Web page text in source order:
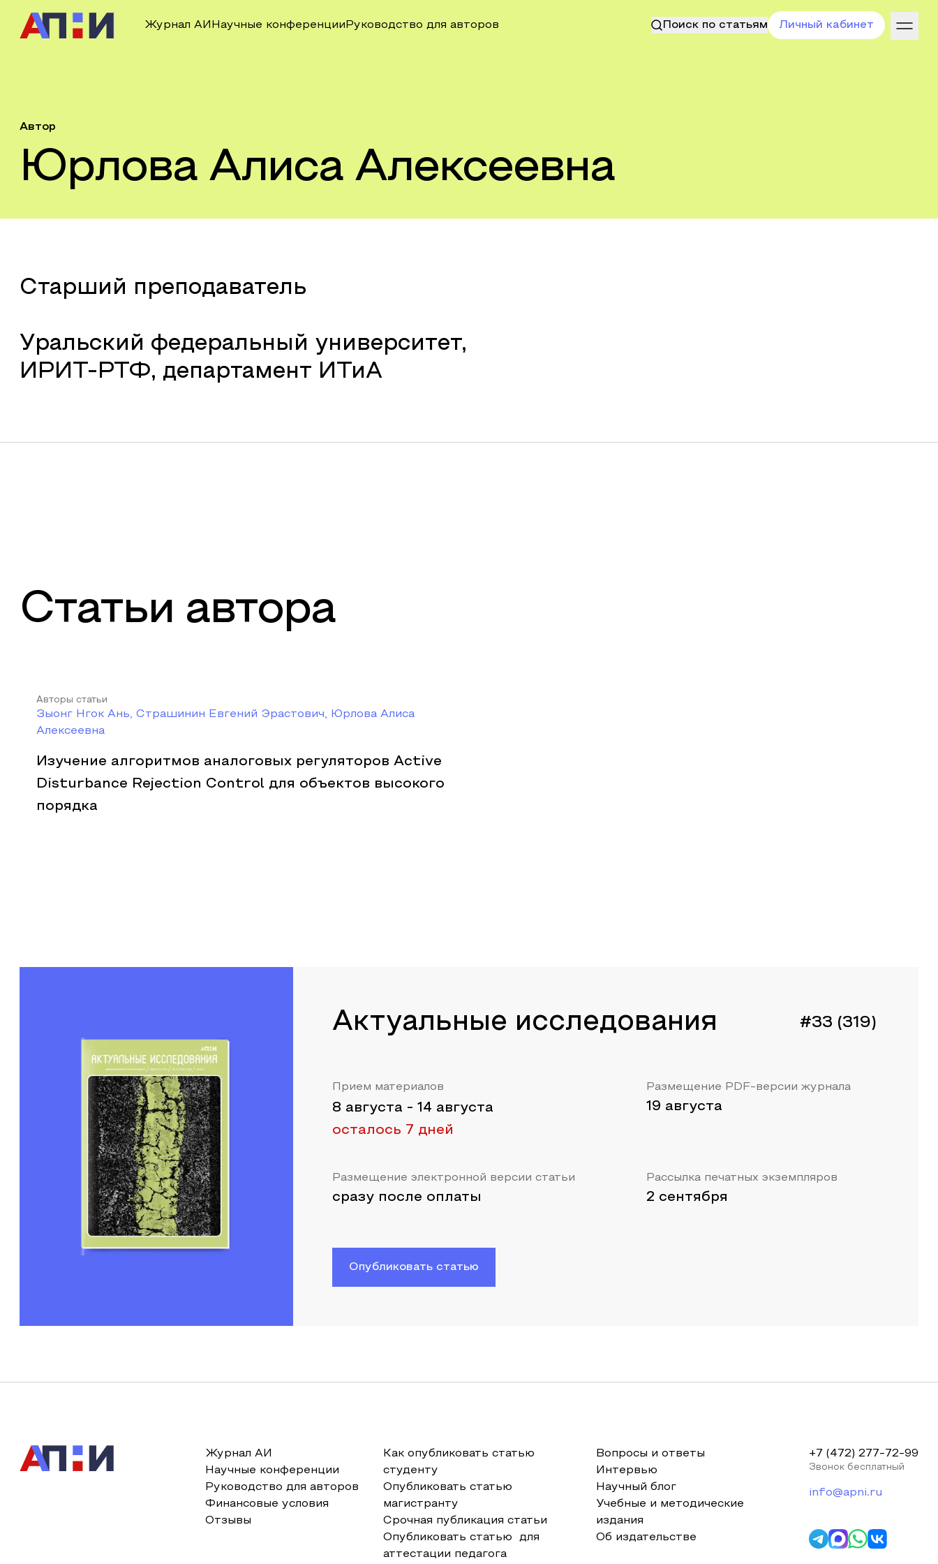
Журнал АИ Научные конференции Руководство для авторов Поиск по статьям Личный кабинет
Автор
Юрлова Алиса Алексеевна
Старший преподаватель
Уральский федеральный университет,
ИРИТ-РТФ, департамент ИТиА
Статьи автора
Авторы статьи
Зыонг Нгок Ань, Страшинин Евгений Эрастович, Юрлова Алиса
Алексеевна
Изучение алгоритмов аналоговых регуляторов Active
Disturbance Rejection Control для объектов высокого
порядка
Актуальные исследования #33 (319)
Прием материалов
8 августа - 14 августа
осталось 7 дней
Размещение PDF-версии журнала
19 августа
Размещение электронной версии статьи
сразу после оплаты
Рассылка печатных экземпляров
2 сентября
Опубликовать статью
Журнал АИ
Научные конференции
Руководство для авторов
Финансовые условия
Отзывы
Как опубликовать статью
студенту
Опубликовать статью
магистранту
Срочная публикация статьи
Опубликовать статью для
аттестации педагога
Вопросы и ответы
Интервью
Научный блог
Учебные и методические
издания
Об издательстве
+7 (472) 277-72-99
Звонок бесплатный
info@apni.ru